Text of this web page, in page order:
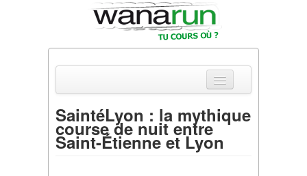
Actualités
SaintéLyon : la mythique
course de nuit entre
Saint-Étienne et Lyon